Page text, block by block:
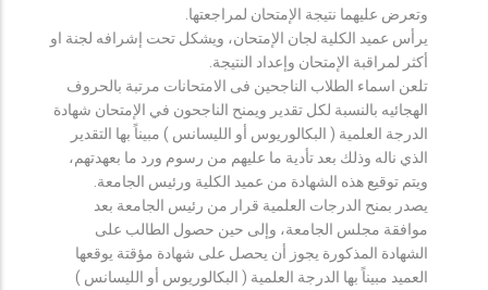
وتعرض عليهما نتيجة الإمتحان لمراجعتها.
يرأس عميد الكلية لجان الإمتحان، ويشكل تحت إشرافه لجنة او
أكثر لمراقبة الإمتحان وإعداد النتيجة.
تلعن اسماء الطلاب الناجحين فى الامتحانات مرتبة بالحروف
الهجائيه بالنسبة لكل تقدير ويمنح الناجحون في الإمتحان شهادة
الدرجة العلمية ( البكالوريوس أو الليسانس ) مبيناً بها التقدير
الذي ناله وذلك بعد تأدية ما عليهم من رسوم ورد ما بعهدتهم،
ويتم توقيع هذه الشهادة من عميد الكلية ورئيس الجامعة.
يصدر بمنح الدرجات العلمية قرار من رئيس الجامعة بعد
موافقة مجلس الجامعة، وإلى حين حصول الطالب على
الشهادة المذكورة يجوز أن يحصل على شهادة مؤقتة يوقعها
العميد مبيناً بها الدرجة العلمية ( البكالوريوس أو الليسانس )